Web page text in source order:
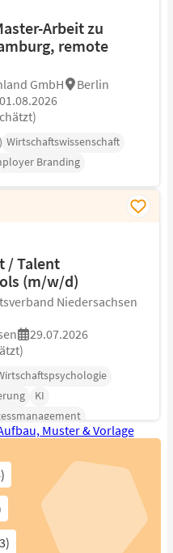
Arbeit zu
remote
GmbH
Berlin
01.08.2026
Wirtschaftswissenschaft
Branding
/ Talent
(m/w/d)
Niedersachsen
29.07.2026
KI